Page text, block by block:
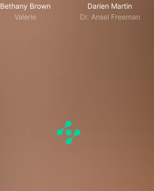
Bethany Brown
Valerie
Darien Martin
Dr. Ansel Freeman